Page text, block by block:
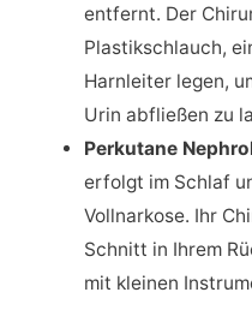
entfernt. Der
Plastikschlauch,
Harnleiter legen,
Urin abfließen zu
Perkutane
erfolgt im Schlaf
Vollnarkose. Ihr
Schnitt in Ihrem
mit kleinen